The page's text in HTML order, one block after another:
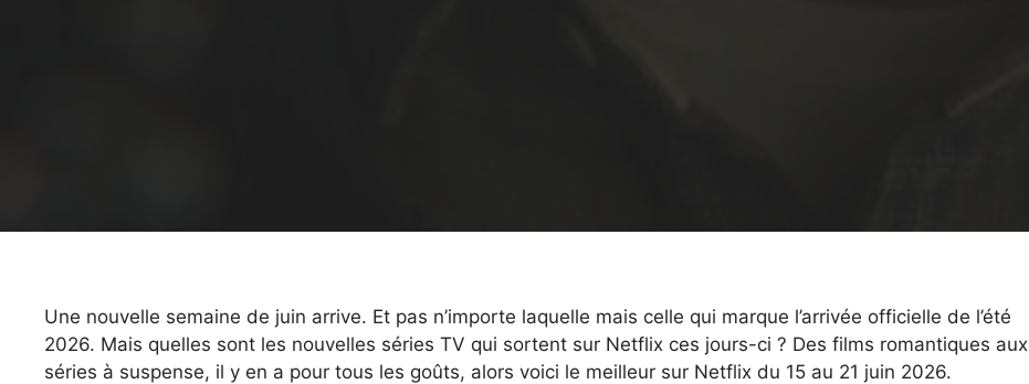
Une nouvelle semaine de juin arrive. Et pas n’importe laquelle mais celle qui marque l’arrivée officielle de l’été
2026. Mais quelles sont les nouvelles séries TV qui sortent sur Netflix ces jours-ci ? Des films romantiques aux
séries à suspense, il y en a pour tous les goûts, alors voici le meilleur sur Netflix du 15 au 21 juin 2026.